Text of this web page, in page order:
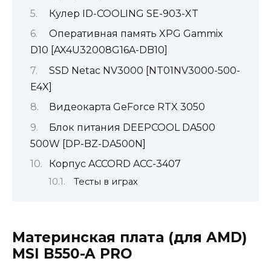
Кулер ID-COOLING SE-903-XT
Оперативная память XPG Gammix
D10 [AX4U32008G16A-DB10]
SSD Netac NV3000 [NT01NV3000-500-
E4X]
Видеокарта GeForce RTX 3050
Блок питания DEEPCOOL DA500
500W [DP-BZ-DA500N]
Корпус ACCORD ACC-3407
Тесты в играх
Материнская плата (для AMD)
MSI B550-A PRO